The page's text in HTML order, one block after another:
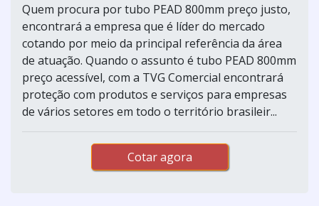
Quem procura por tubo PEAD 800mm preço justo,
encontrará a empresa que é líder do mercado
cotando por meio da principal referência da área
de atuação. Quando o assunto é tubo PEAD 800mm
preço acessível, com a TVG Comercial encontrará
proteção com produtos e serviços para empresas
de vários setores em todo o território brasileir...
Cotar agora